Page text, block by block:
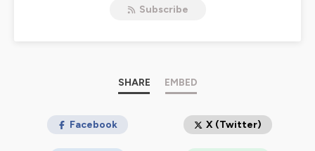
Subscribe
SHARE EMBED
Facebook X (Twitter)